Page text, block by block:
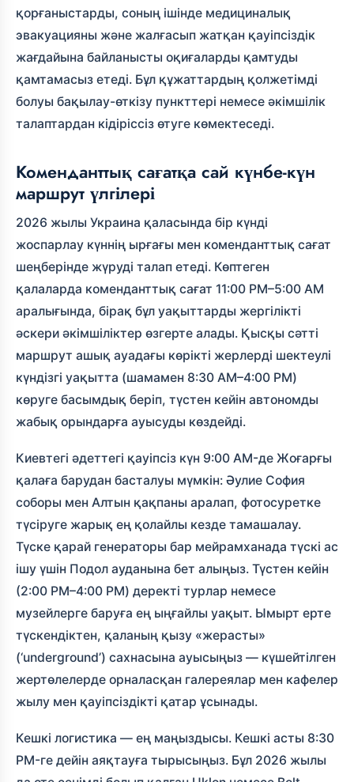
қорғаныстарды, соның ішінде медициналық
эвакуацияны және жалғасып жатқан қауіпсіздік
жағдайына байланысты оқиғаларды қамтуды
қамтамасыз етеді. Бұл құжаттардың қолжетімді
болуы бақылау-өткізу пункттері немесе әкімшілік
талаптардан кідіріссіз өтуге көмектеседі.
Коменданттық сағатқа сай күнбе-күн
маршрут үлгілері
2026 жылы Украина қаласында бір күнді
жоспарлау күннің ырғағы мен коменданттық сағат
шеңберінде жүруді талап етеді. Көптеген
қалаларда коменданттық сағат 11:00 PM–5:00 AM
аралығында, бірақ бұл уақыттарды жергілікті
әскери әкімшіліктер өзгерте алады. Қысқы сәтті
маршрут ашық ауадағы көрікті жерлерді шектеулі
күндізгі уақытта (шамамен 8:30 AM–4:00 PM)
көруге басымдық беріп, түстен кейін автономды
жабық орындарға ауысуды көздейді.
Киевтегі әдеттегі қауіпсіз күн 9:00 AM-де Жоғарғы
қалаға барудан басталуы мүмкін: Әулие София
соборы мен Алтын қақпаны аралап, фотосуретке
түсіруге жарық ең қолайлы кезде тамашалау.
Түске қарай генераторы бар мейрамханада түскі ас
ішу үшін Подол ауданына бет алыңыз. Түстен кейін
(2:00 PM–4:00 PM) деректі турлар немесе
музейлерге баруға ең ыңғайлы уақыт. Ымырт ерте
түскендіктен, қаланың қызу «жерасты»
(‘underground’) сахнасына ауысыңыз — күшейтілген
жертөлелерде орналасқан галереялар мен кафелер
жылу мен қауіпсіздікті қатар ұсынады.
Кешкі логистика — ең маңыздысы. Кешкі асты 8:30
PM-ге дейін аяқтауға тырысыңыз. Бұл 2026 жылы